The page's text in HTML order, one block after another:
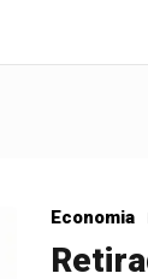
Economia